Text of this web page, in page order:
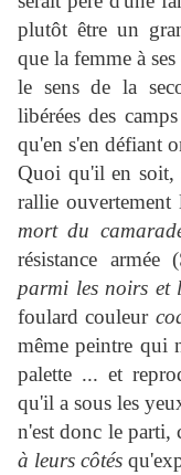
plutôt être un
que la femme à
le sens de la
libérées des
qu'en s'en défiant
Quoi qu'il en soit,
rallie ouvertement
mort du
résistance armée
parmi les noirs et
foulard couleur
même peintre qui
palette ... et
qu'il a sous les
n'est donc le parti,
à leurs côtés